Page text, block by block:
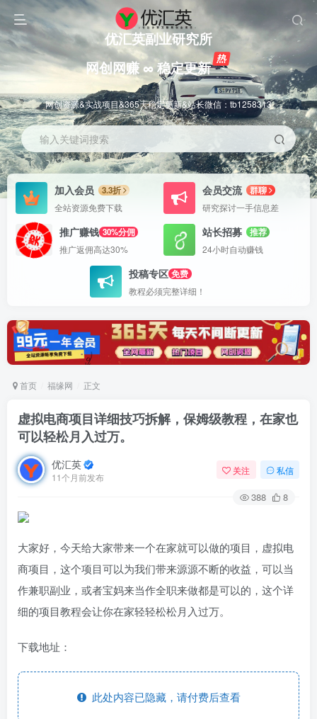
优汇英副业研究所
网创网赚 ∞ 稳定更新
网创资源&实战项目&365天稳定更新&站长微信：tb1258313
输入关键词搜索
加入会员
3.3折
全站资源免费下载
会员交流
群聊
研究探讨一手信息差
推广赚钱 30%分佣
推广返佣高达30%
站长招募
推荐
24小时自动赚钱
投稿专区 免费
教程必须完整详细！
首页 福缘网 正文
虚拟电商项目详细技巧拆解，保姆级教程，在家也
可以轻松月入过万。
优汇英
11个月前发布
关注 私信
388 8
大家好，今天给大家带来一个在家就可以做的项目，虚拟电
商项目，这个项目可以为我们带来源源不断的收益，可以当
作兼职副业，或者宝妈来当作全职来做都是可以的，这个详
细的项目教程会让你在家轻轻松松月入过万。
下载地址：
此处内容已隐藏，请付费后查看